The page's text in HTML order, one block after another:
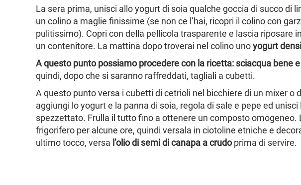
La sera prima, unisci allo yogurt di soia qualche goccia di succo di
un colino a maglie finissime (se non ce l’hai, ricopri il colino con
pulitissimo). Copri con della pellicola trasparente e lascia riposare
un contenitore. La mattina dopo troverai nel colino unoyogurt
A questo punto possiamo procedere con la ricetta: sciacqua bene
quindi, dopo che si saranno raffreddati, tagliali a cubetti.
A questo punto versa i cubetti di cetrioli nel bicchiere di un mixer o
aggiungi lo yogurt e la panna di soia, regola di sale e pepe ed
spezzettato. Frulla il tutto fino a ottenere un composto omogeneo.
frigorifero per alcune ore, quindi versala in ciotoline etniche e
ultimo tocco, versa l’olio di semi di canapa a crudoprima di servire.